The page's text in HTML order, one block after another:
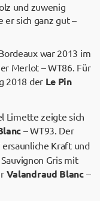
und zuwenig
er sich ganz gut –
war 2013 im
Merlot – WT86. Für
2018 der Le Pin
Limette zeigte sich
– WT93. Der
Kraft und
Gris mit
Valandraud Blanc–